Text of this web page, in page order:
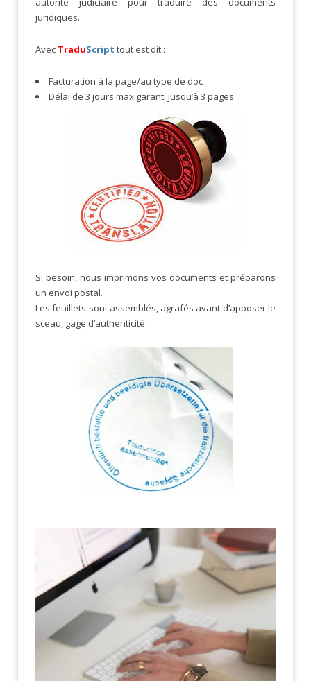
juridiques.
Avec TraduScript tout est dit :
Facturation à la page/au type de doc
Délai de 3 jours max garanti jusqu’à 3 pages
Si besoin, nous imprimons vos documents et préparons
un envoi postal.
Les feuillets sont assemblés, agrafés avant d’apposer le
sceau, gage d’authenticité.